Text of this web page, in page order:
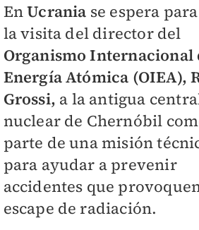
EnUcrania se espera
la visita del director del
Organismo Internacional
Energía Atómica (OIEA),
Grossi, a la antigua
nuclear de Chernóbil
parte de una misión
para ayudar a prevenir
accidentes que
escape de radiación.